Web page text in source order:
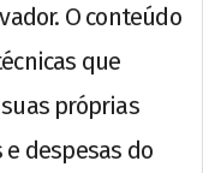
O conteúdo
que
próprias
despesas do